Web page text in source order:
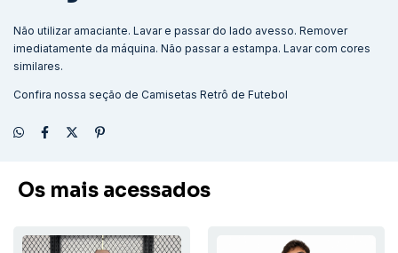
Não utilizar amaciante. Lavar e passar do lado avesso. Remover
imediatamente da máquina. Não passar a estampa. Lavar com cores
similares.
Confira nossa seção de Camisetas Retrô de Futebol
Os mais acessados